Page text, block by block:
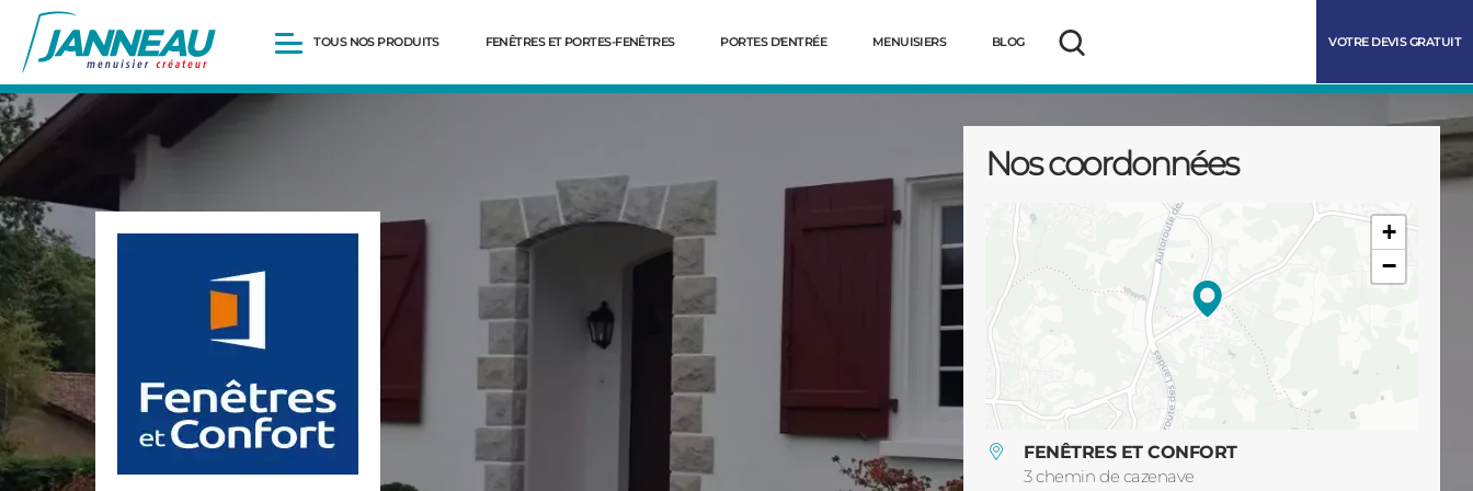
TOUS NOS PRODUITS
Fenêtres et Portes-fenêtres
Portes d’entrée
Volets roulants
Portails et portillons
Carports
Clôtures
FENÊTRES ET PORTES-FENÊTRES PORTES D'ENTRÉE MENUISIERS BLOG
Rechercher
VOTRE DEVIS GRATUIT
Nos coordonnées
+
−
FENÊTRES ET CONFORT
3 chemin de cazenave